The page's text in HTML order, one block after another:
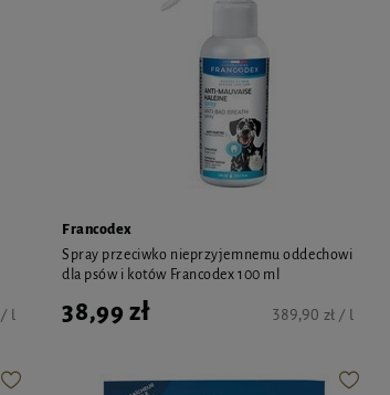
/ l
Francodex
Spray przeciwko nieprzyjemnemu oddechowi
dla psów i kotów Francodex 100 ml
38,99 zł 389,90 zł / l